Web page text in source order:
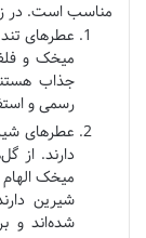
مناسب است. در
عطرهای
میخک و
جذاب
رسمی و
عطرهای
دارند. از
میخک
شیرین
شده‌اند و